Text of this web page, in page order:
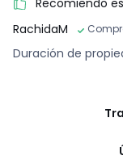
Recomiendo
RachidaM
Duración de